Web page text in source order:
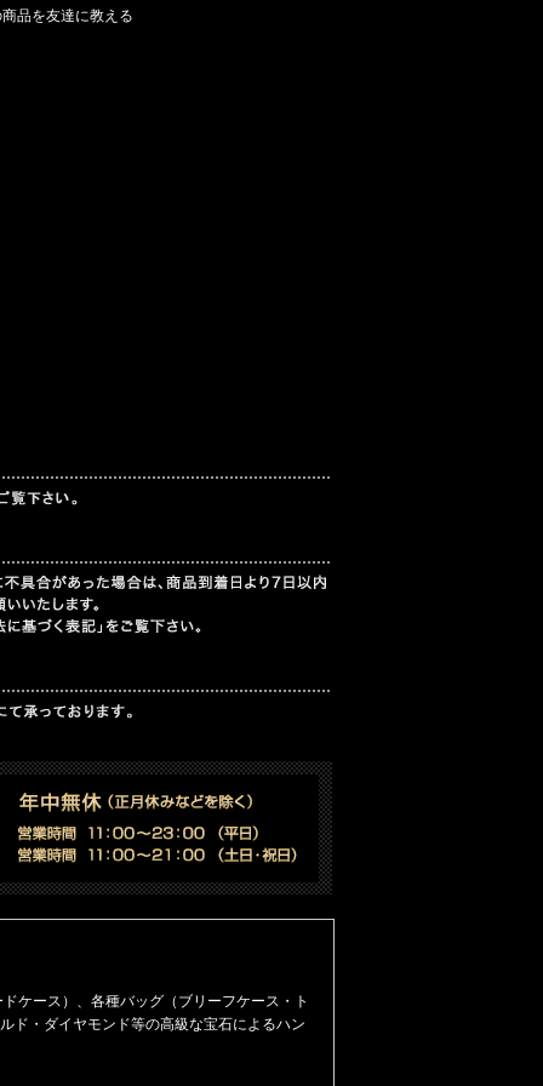
商品を友達に教える
ケース） 、 各種バッグ（ブリーフケース・ト
ド・ダイヤモンド等の高級な宝石によるハン